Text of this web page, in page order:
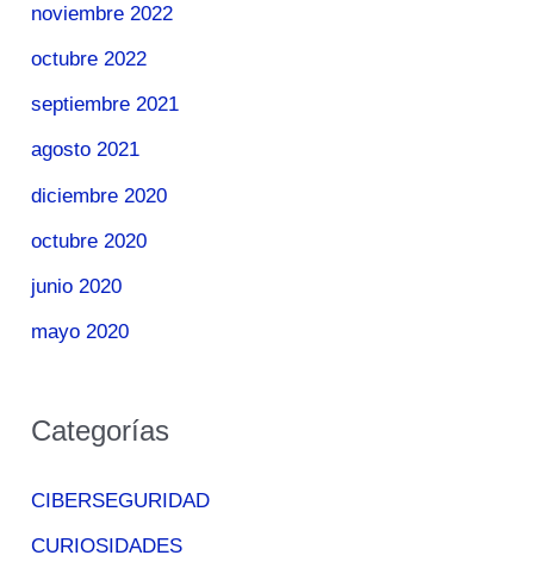
noviembre 2022
octubre 2022
septiembre 2021
agosto 2021
diciembre 2020
octubre 2020
junio 2020
mayo 2020
Categorías
CIBERSEGURIDAD
CURIOSIDADES